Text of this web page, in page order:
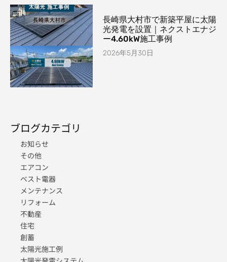
長崎県大村市で新築平屋に太陽
光発電を設置｜ネクストエナジ
ー4.60kW施工事例
2026年5月30日
ブログカテゴリ
お知らせ
その他
エアコン
ベスト電器
メンテナンス
リフォーム
不動産
住宅
創蓄
太陽光施工例